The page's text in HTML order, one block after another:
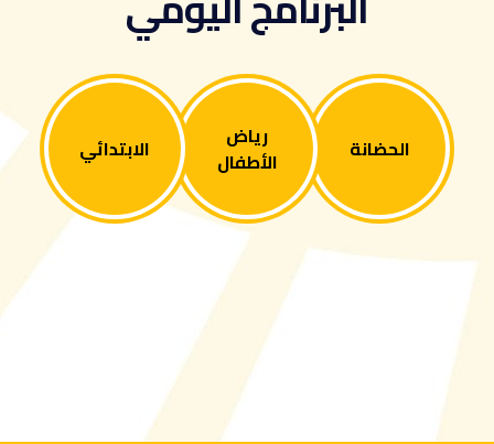
الحضانة
رياض
الأطفال
الابتدائي